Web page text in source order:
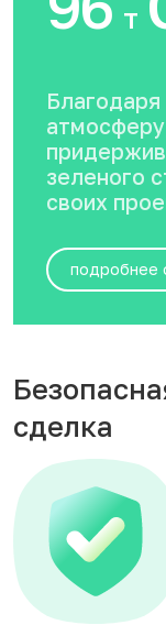
т
зеленого
своих
подробнее
сделка